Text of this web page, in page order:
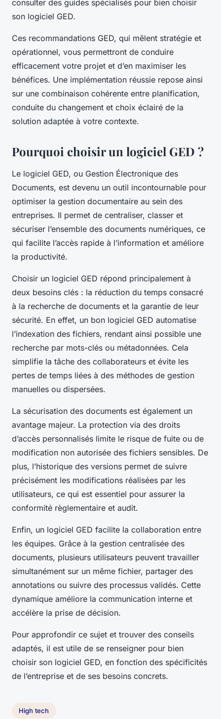
consulter des guides spécialisés pour bien choisir
son logiciel GED.
Ces recommandations GED, qui mêlent stratégie et
opérationnel, vous permettront de conduire
efficacement votre projet et d’en maximiser les
bénéfices. Une implémentation réussie repose ainsi
sur une combinaison cohérente entre planification,
conduite du changement et choix éclairé de la
solution adaptée à votre contexte.
Pourquoi choisir un logiciel GED ?
Le logiciel GED, ou Gestion Électronique des
Documents, est devenu un outil incontournable pour
optimiser la gestion documentaire au sein des
entreprises. Il permet de centraliser, classer et
sécuriser l’ensemble des documents numériques, ce
qui facilite l’accès rapide à l’information et améliore
la productivité.
Choisir un logiciel GED répond principalement à
deux besoins clés : la réduction du temps consacré
à la recherche de documents et la garantie de leur
sécurité. En effet, un bon logiciel GED automatise
l’indexation des fichiers, rendant ainsi possible une
recherche par mots-clés ou métadonnées. Cela
simplifie la tâche des collaborateurs et évite les
pertes de temps liées à des méthodes de gestion
manuelles ou dispersées.
La sécurisation des documents est également un
avantage majeur. La protection via des droits
d’accès personnalisés limite le risque de fuite ou de
modification non autorisée des fichiers sensibles. De
plus, l’historique des versions permet de suivre
précisément les modifications réalisées par les
utilisateurs, ce qui est essentiel pour assurer la
conformité règlementaire et audit.
Enfin, un logiciel GED facilite la collaboration entre
les équipes. Grâce à la gestion centralisée des
documents, plusieurs utilisateurs peuvent travailler
simultanément sur un même fichier, partager des
annotations ou suivre des processus validés. Cette
dynamique améliore la communication interne et
accélère la prise de décision.
Pour approfondir ce sujet et trouver des conseils
adaptés, il est utile de se renseigner pour bien
choisir son logiciel GED, en fonction des spécificités
de l’entreprise et de ses besoins concrets.
High tech